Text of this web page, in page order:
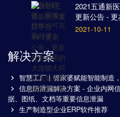
2021五通新
更新公告 -
2021-10-11
解决方案
智慧工厂丨管家婆赋能智能制造
信息防泄漏解决方案 - 企业内网
据、图纸、文档等重要信息泄漏
生产制造型企业ERP软件推荐